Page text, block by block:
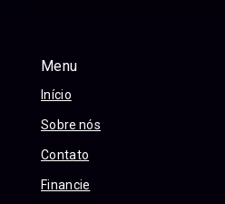
Menu
Início
Sobre nós
Contato
Financie